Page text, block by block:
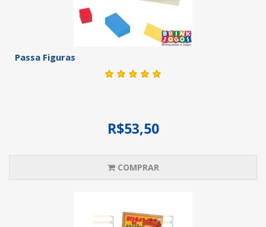
Passa Figuras
R$53,50
COMPRAR